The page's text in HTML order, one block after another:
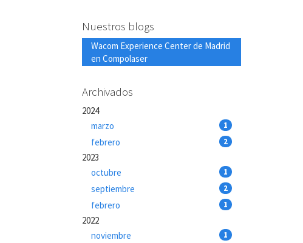
Nuestros blogs
Wacom Experience Center de Madrid
en Compolaser
Archivados
2024
marzo
1
febrero 2
2023
octubre
1
septiembre 2
febrero 1
2022
noviembre
1